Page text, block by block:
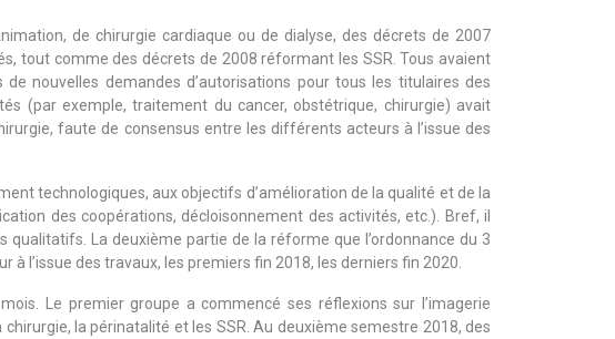
de chirurgie cardiaque ou de dialyse, des décrets de 2007
tout comme des décrets de 2008 réformant les SSR. Tous avaient
nouvelles demandes d’autorisations pour tous les titulaires des
(par exemple, traitement du cancer, obstétrique, chirurgie) avait
faute de consensus entre les différents acteurs à l’issue des
technologiques, aux objectifs d’amélioration de la qualité et de la
des coopérations, décloisonnement des activités, etc.). Bref, il
La deuxième partie de la réforme que l’ordonnance du 3
l’issue des travaux, les premiers fin 2018, les derniers fin 2020.
Le premier groupe a commencé ses réflexions sur l’imagerie
la périnatalité et les SSR. Au deuxième semestre 2018, des